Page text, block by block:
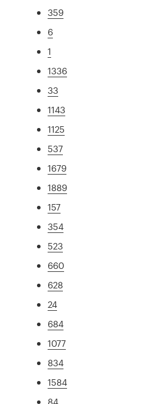
359
6
1
1336
33
1143
1125
537
1679
1889
157
354
523
660
628
24
684
1077
834
1584
84